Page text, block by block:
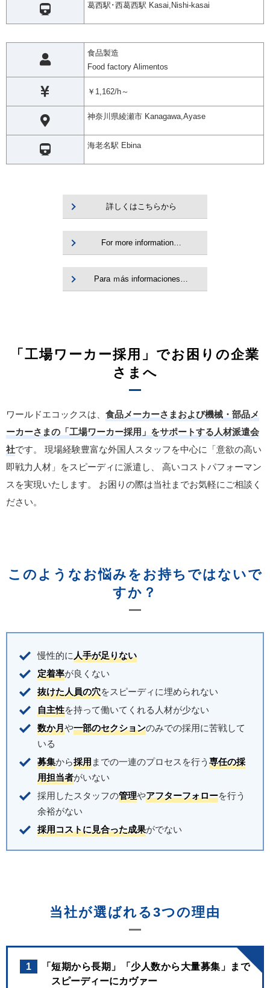
葛西駅･西葛西駅 Kasai,Nishi-kasai
食品製造
Food factory Alimentos
￥1,162/h～
神奈川県綾瀬市 Kanagawa,Ayase
海老名駅 Ebina
詳しくはこちらから
For more information…
Para ｍás informaciones…
「工場ワーカー採用」でお困りの企業
さまへ
ワールドエコックスは、 食品メーカーさまおよび機械・部品メ
ーカーさまの「工場ワーカー採用」をサポートする人材派遣会
社です。
現場経験豊富な外国人スタッフを中心に「意欲の高い
即戦力人材」をスピーディに派遣し、
高いコストパフォーマン
スを実現いたします。
お困りの際は当社までお気軽にご相談く
ださい。
このようなお悩みをお持ちではないで
すか？
慢性的に人手が足りない
定着率が良くない
抜けた人員の穴をスピーディに埋められない
自主性を持って働いてくれる人材が少ない
数か月や一部のセクションのみでの採用に苦戦して
いる
募集から採用までの一連のプロセスを行う 専任の採
用担当者がいない
採用したスタッフの管理やアフターフォローを行う
余裕がない
採用コストに見合った成果がでない
当社が選ばれる3つの理由
1
「短期から長期」「少人数から大量募集」まで
スピーディーにカヴァー